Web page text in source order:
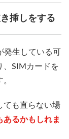
挿しをする
生している可
、SIMカードを
ても直らない場
あるかもしれま